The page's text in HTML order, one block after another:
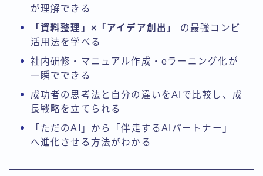
が理解できる
「資料整理」×「アイデア創出」
の最強コンビ
活用法を学べる
社内研修・マニュアル作成・eラーニング化が
一瞬でできる
成功者の思考法と自分の違いをAIで比較し、成
長戦略を立てられる
「ただのAI」から「伴走するAIパートナー」
へ進化させる方法がわかる